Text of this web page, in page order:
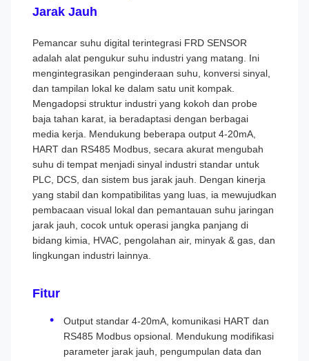
Jarak Jauh
Pemancar suhu digital terintegrasi FRD SENSOR
adalah alat pengukur suhu industri yang matang. Ini
mengintegrasikan penginderaan suhu, konversi sinyal,
dan tampilan lokal ke dalam satu unit kompak.
Mengadopsi struktur industri yang kokoh dan probe
baja tahan karat, ia beradaptasi dengan berbagai
media kerja. Mendukung beberapa output 4-20mA,
HART dan RS485 Modbus, secara akurat mengubah
suhu di tempat menjadi sinyal industri standar untuk
PLC, DCS, dan sistem bus jarak jauh. Dengan kinerja
yang stabil dan kompatibilitas yang luas, ia mewujudkan
pembacaan visual lokal dan pemantauan suhu jaringan
jarak jauh, cocok untuk operasi jangka panjang di
bidang kimia, HVAC, pengolahan air, minyak & gas, dan
lingkungan industri lainnya.
Fitur
Output standar 4-20mA, komunikasi HART dan
RS485 Modbus opsional. Mendukung modifikasi
parameter jarak jauh, pengumpulan data dan